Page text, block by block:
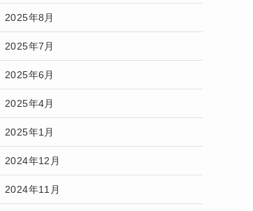
2025年8月
2025年7月
2025年6月
2025年4月
2025年1月
2024年12月
2024年11月